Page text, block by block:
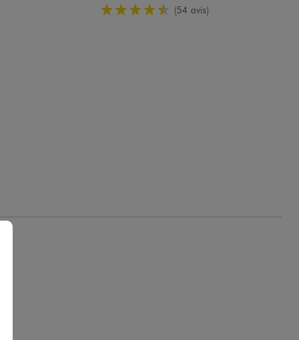
4.5/5 de moyenne
(54 avis)